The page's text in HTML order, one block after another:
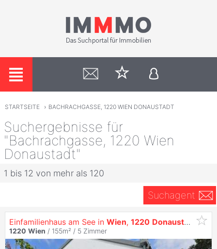
STARTSEITE › BACHRACHGASSE, 1220 WIEN DONAUSTADT
Suchergebnisse für
"Bachrachgasse, 1220 Wien
Donaustadt"
1 bis 12 von mehr als 120
Suchagent
Einfamilienhaus am See in Wien, 1220 Donaustadt
1220 Wien / 155m² / 5 Zimmer